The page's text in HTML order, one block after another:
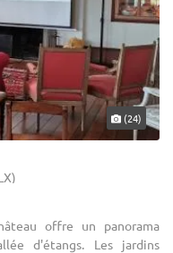
(24)
offre un panorama
d'étangs. Les jardins